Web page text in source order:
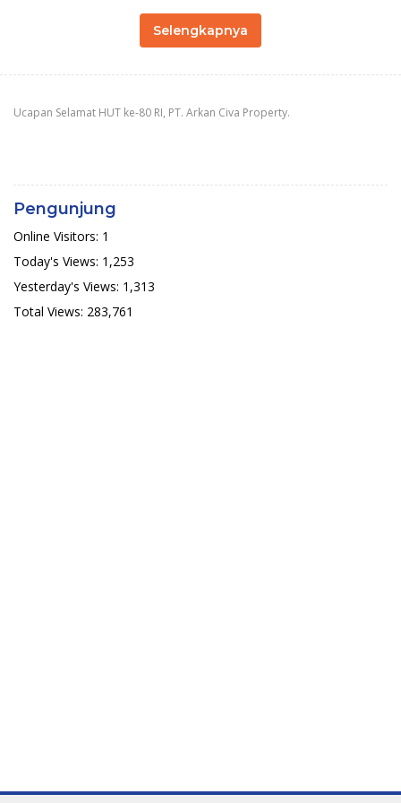
Selengkapnya
Ucapan Selamat HUT ke-80 RI, PT. Arkan Civa Property.
Pengunjung
Online Visitors: 1
Today's Views: 1,253
Yesterday's Views: 1,313
Total Views: 283,761